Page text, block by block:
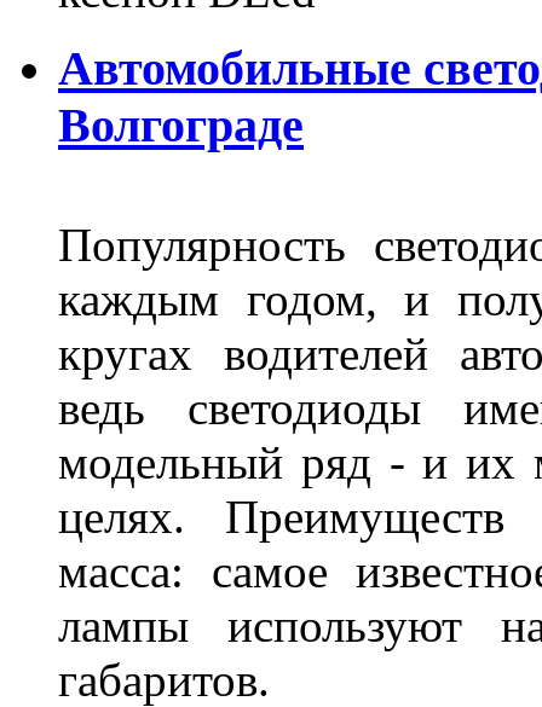
Автомобильные
Волгограде
Популярность
каждым годом, и
кругах водителей
ведь светодиоды
модельный ряд - и их
целях.
масса: самое
лампы используют
габаритов.